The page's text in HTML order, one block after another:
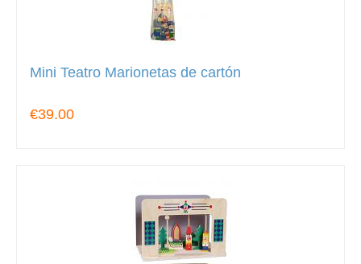
Mini Teatro Marionetas de cartón
€39.00